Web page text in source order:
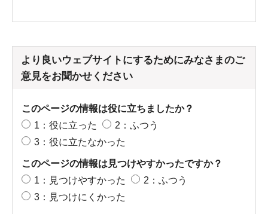
より良いウェブサイトにするためにみなさまのご
意見をお聞かせください
このページの情報は役に立ちましたか？
1：役に立った
2：ふつう
3：役に立たなかった
このページの情報は見つけやすかったですか？
1：見つけやすかった
2：ふつう
3：見つけにくかった